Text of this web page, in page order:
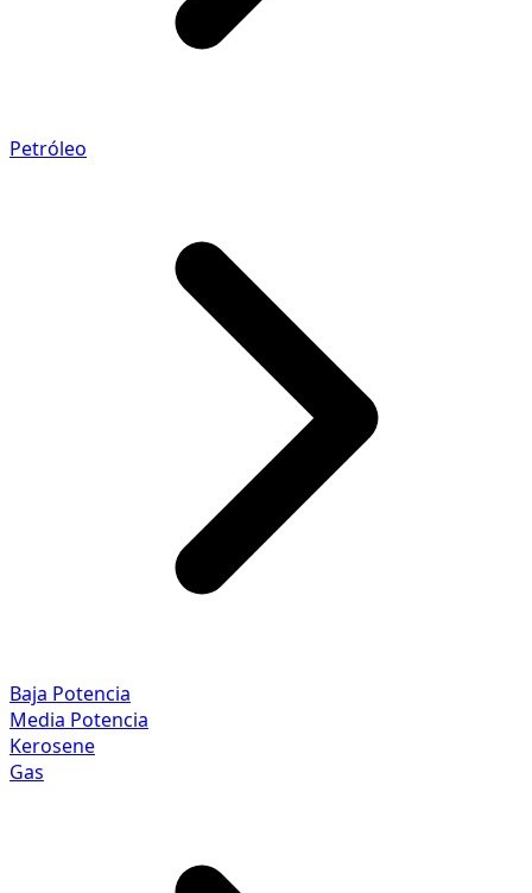
Petróleo
Baja Potencia
Media Potencia
Kerosene
Gas